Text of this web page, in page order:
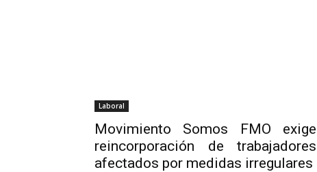
Laboral
Movimiento Somos FMO exige
reincorporación de trabajadores
afectados por medidas irregulares